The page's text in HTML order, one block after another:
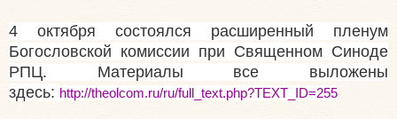
4 октября состоялся расширенный пленум
Богословской комиссии при Священном Синоде
РПЦ. Материалы все выложены
здесь: http://theolcom.ru/ru/full_text.php?TEXT_ID=255